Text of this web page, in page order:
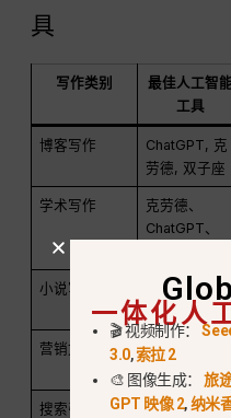
具
写作类别
最佳人工智
工具
博客写作
ChatGPT, 克
劳德, 双子座
学术写作
克劳德、
ChatGPT、
小说写作
Sudowrite,
ChatGPT
营销文案
Jasper,
Copy.ai
搜索引擎优化 人工智能冲浪
一体化人
🎬 视频制作：
3.0,索拉 2
🎨 图像生成：旅
GPT 映像 2,纳米